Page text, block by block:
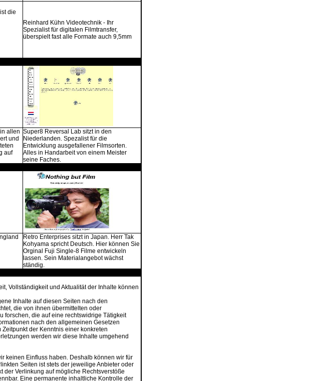
die
Reinhard Kühn Videotechnik - Ihr
Spezialist für digitalen Filmtransfer,
überspielt fast alle Formate auch 9,5mm
allen
und
auf
Super8 Reversal Lab sitzt in den
Niederlanden. Spezalist für die
Entwicklung ausgefallener Filmsorten.
Alles in Handarbeit von einem Meister
seine Faches.
Retro Enterprises sitzt in Japan. Herr Tak
Kohyama spricht Deutsch. Hier können Sie
Orginal Fuji Single-8 Filme entwickeln
lassen. Sein Materialangebot wächst
ständig.
Vollständigkeit und Aktualität der Inhalte können
Inhalte auf diesen Seiten nach den
die von ihnen übermittelten oder
forschen, die auf eine rechtswidrige Tätigkeit
nach den allgemeinen Gesetzen
der Kenntnis einer konkreten
werden wir diese Inhalte umgehend
keinen Einfluss haben. Deshalb können wir für
Seiten ist stets der jeweilige Anbieter oder
der Verlinkung auf mögliche Rechtsverstöße
Eine permanente inhaltliche Kontrolle der